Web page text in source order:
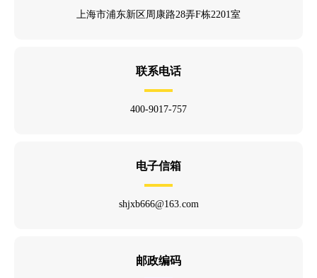
上海市浦东新区周康路28弄F栋2201室
联系电话
400-9017-757
电子信箱
shjxb666@163.com
邮政编码